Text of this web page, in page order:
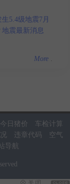
5.4级地震7月
震最新消息
More
今日猪价
车检计算
违章代码
空气
导航